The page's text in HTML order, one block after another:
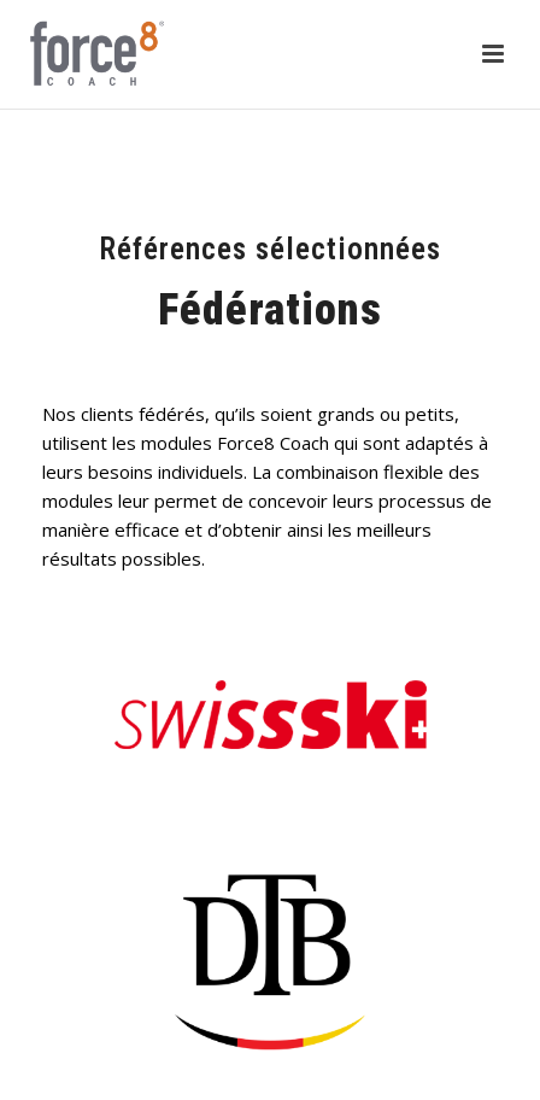
Références sélectionnées
Fédérations
Nos clients fédérés, qu’ils soient grands ou petits,
utilisent les modules Force8 Coach qui sont adaptés à
leurs besoins individuels. La combinaison flexible des
modules leur permet de concevoir leurs processus de
manière efficace et d’obtenir ainsi les meilleurs
résultats possibles.